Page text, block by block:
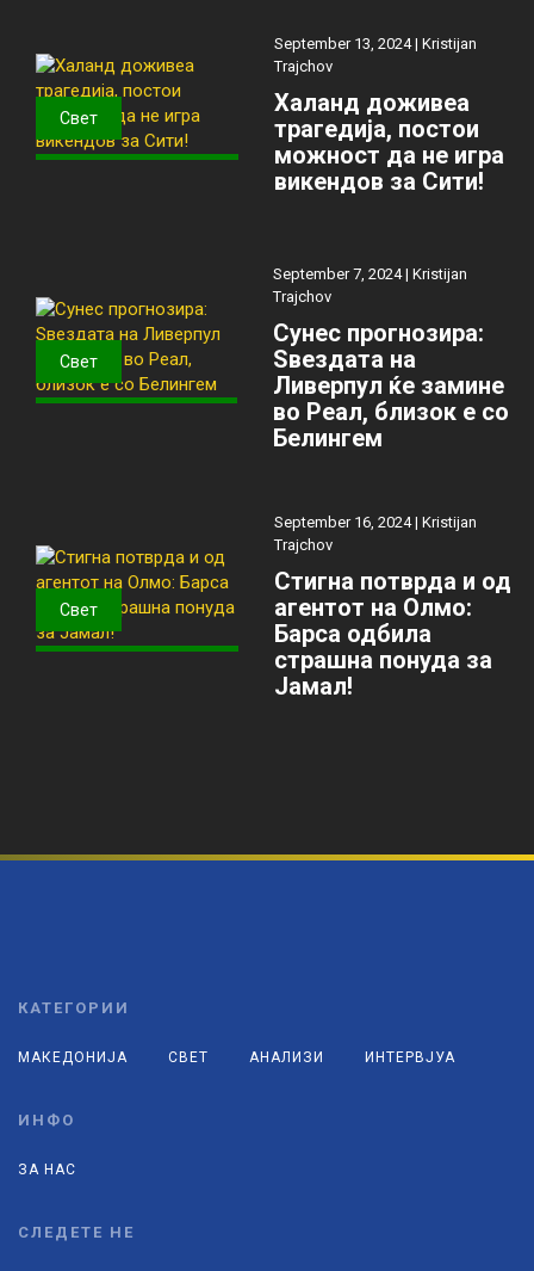
Свет
September 13, 2024 |Kristijan
Trajchov
Халанд доживеа
трагедија, постои
можност да не игра
викендов за Сити!
Свет
September 7, 2024 |Kristijan
Trajchov
Сунес прогнозира:
Ѕвездата на
Ливерпул ќе замине
во Реал, близок е со
Белингем
Свет
September 16, 2024 | Kristijan
Trajchov
Стигна потврда и од
агентот на Олмо:
Барса одбила
страшна понуда за
Јамал!
КАТЕГОРИИ
МАКЕДОНИЈА СВЕТ АНАЛИЗИ ИНТЕРВЈУА
ИНФО
ЗА НАС
СЛЕДЕТЕ НЕ